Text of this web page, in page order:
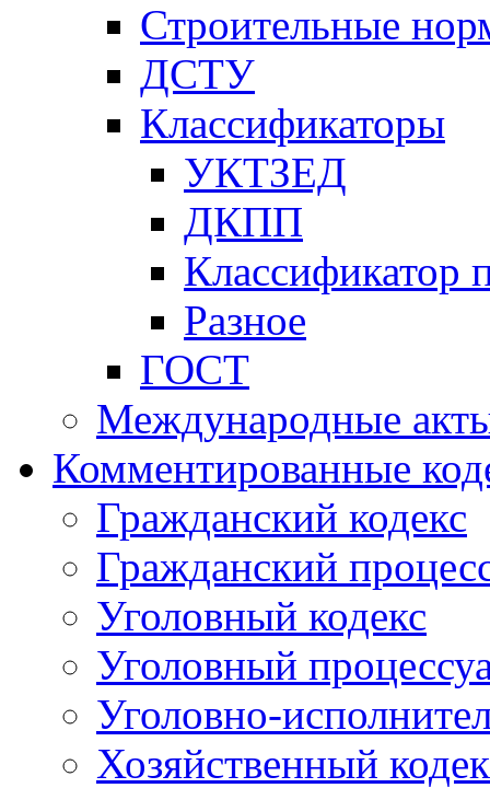
Строительные
ДСТУ
Классификаторы
УКТЗЕД
ДКПП
Классификатор
Разное
ГОСТ
Международные
Комментированные
Гражданский кодекс
Гражданский
Уголовный кодекс
Уголовный
Уголовно-
Хозяйственный